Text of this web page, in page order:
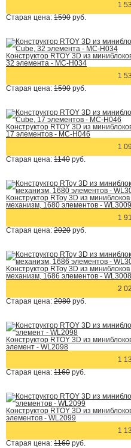
1
Старая цена: 1590 руб.
Конструктор RTOY 3D из
32 элемента - MC-H034
1
Старая цена: 1590 руб.
Конструктор RTOY 3D из
17 элементов - MC-H046
1
Старая цена: 1140 руб.
Конструктор RToy 3D из
механизм, 1680 элементов - WL3009
1
Старая цена: 2020 руб.
Конструктор RToy 3D из
механизм, 1686 элементов - WL3008
2
Старая цена: 2080 руб.
Конструктор RTOY 3D из
элемент - WL2098
1
Старая цена: 1160 руб.
Конструктор RTOY 3D из
элементов - WL2099
1
Старая цена: 1160 руб.